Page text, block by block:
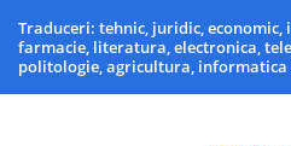
Traduceri: tehnic, juridic,
farmacie, literatura, electronica,
politologie, agricultura, informatica